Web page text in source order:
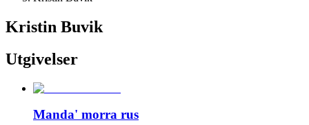
Kristin Buvik
Utgivelser
Manda' morra rus